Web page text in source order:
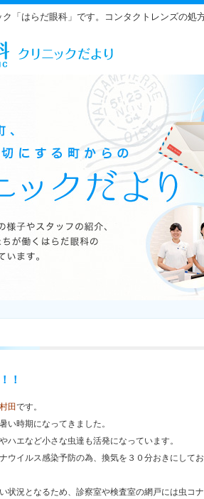
「はらだ眼科」です。コンタクトレンズの
！
田です。
い時期になってきました。
ハエなど小さな虫達も活発になっています。
ウイルス感染予防の為、換気を３０分おきにして
状況となるため、診察室や検査室の網戸には虫コナ